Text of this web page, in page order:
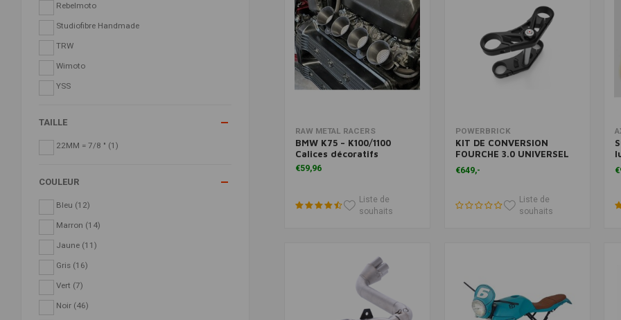
Rebelmoto
Studiofibre Handmade
TRW
Wimoto
YSS
TAILLE
22MM = 7/8 " (1)
COULEUR
Bleu (12)
Marron (14)
Jaune (11)
Gris (16)
Vert (7)
Noir (46)
Ajouter au panier
RAW METAL RACERS
BMW K75 – K100/1100
Calices décoratifs
€59,96
Liste de
souhaits
Ajouter au panier
POWERBRICK
KIT DE CONVERSION
FOURCHE 3.0 UNIVERSEL
(Choisissez votre modèle)
€649,-
Liste de
souhaits